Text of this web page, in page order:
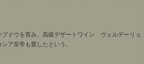
ブドウを育み、高級デザートワイン ヴェルデーリョ
ア皇帝も愛したという。